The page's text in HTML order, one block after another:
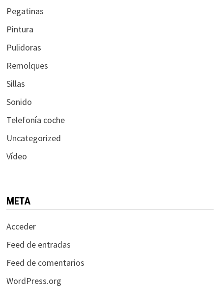
Pegatinas
Pintura
Pulidoras
Remolques
Sillas
Sonido
Telefonía coche
Uncategorized
Vídeo
META
Acceder
Feed de entradas
Feed de comentarios
WordPress.org